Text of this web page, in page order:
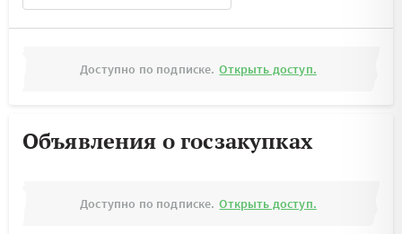
Доступно по подписке. Открыть доступ.
Объявления о госзакупках
Доступно по подписке. Открыть доступ.